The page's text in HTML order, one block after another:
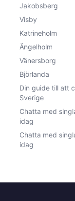
Jakobsberg
Visby
Katrineholm
Ängelholm
Vänersborg
Björlanda
Din guide till att
Sverige
Chatta med
idag
Chatta med
idag